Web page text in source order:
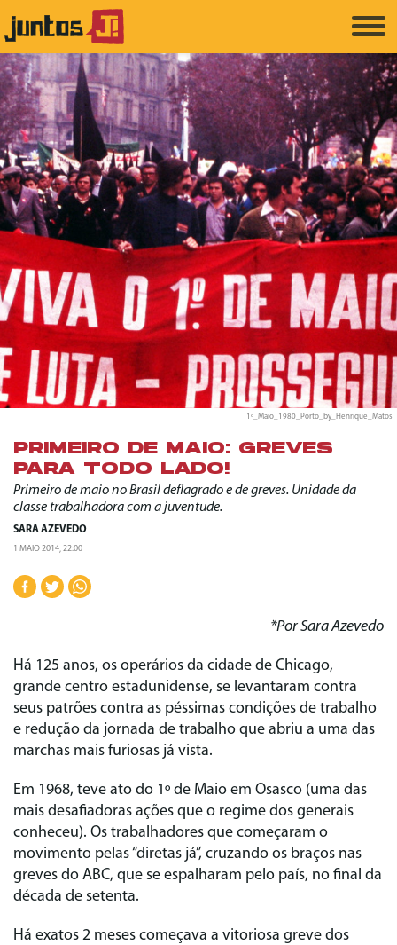
1º_Maio_1980_Porto_by_Henrique_Matos
PRIMEIRO DE MAIO: GREVES
PARA TODO LADO!
Primeiro de maio no Brasil deflagrado e de greves. Unidade da
classe trabalhadora com a juventude.
SARA AZEVEDO
1 MAIO 2014, 22:00
*Por Sara Azevedo
Há 125 anos, os operários da cidade de Chicago,
grande centro estadunidense, se levantaram contra
seus patrões contra as péssimas condições de trabalho
e redução da jornada de trabalho que abriu a uma das
marchas mais furiosas já vista.
Em 1968, teve ato do 1º de Maio em Osasco (uma das
mais desafiadoras ações que o regime dos generais
conheceu). Os trabalhadores que começaram o
movimento pelas “diretas já”, cruzando os braços nas
greves do ABC, que se espalharam pelo país, no final da
década de setenta.
Há exatos 2 meses começava a vitoriosa greve dos